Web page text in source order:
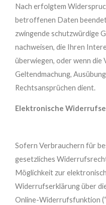
Nach erfolgtem
betroffenen Daten
zwingende schutzwürdige
nachweisen, die Ihren
überwiegen, oder wenn die
Geltendmachung,
Rechtsansprüchen dient.
Elektronische
Sofern Verbrauchern für
gesetzliches
Möglichkeit zur
Widerrufserklärung über
Online-Widerrufsfunktion